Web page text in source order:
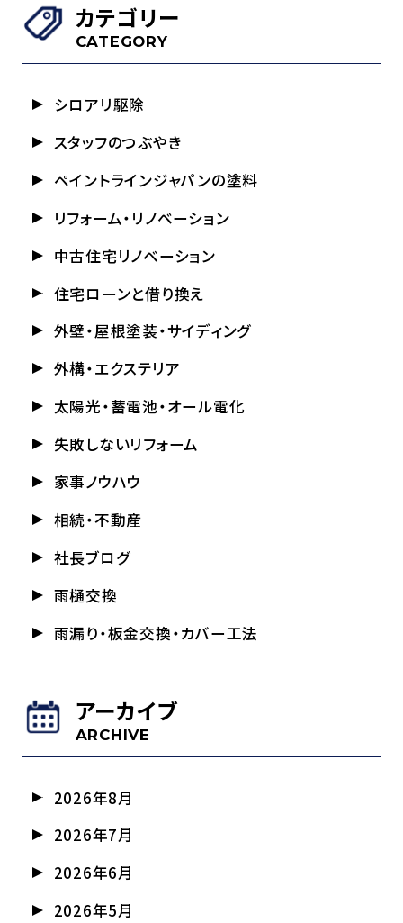
カテゴリー
CATEGORY
シロアリ駆除
スタッフのつぶやき
ペイントラインジャパンの塗料
リフォーム・リノベーション
中古住宅リノベーション
住宅ローンと借り換え
外壁・屋根塗装・サイディング
外構・エクステリア
太陽光・蓄電池・オール電化
失敗しないリフォーム
家事ノウハウ
相続・不動産
社長ブログ
雨樋交換
雨漏り・板金交換・カバー工法
アーカイブ
ARCHIVE
2026年8月
2026年7月
2026年6月
2026年5月